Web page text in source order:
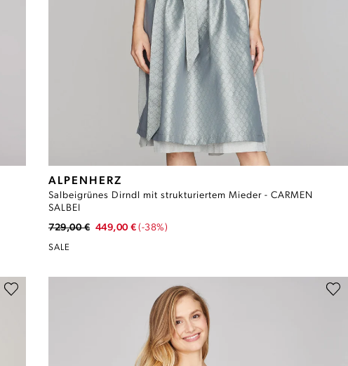
ALPENHERZ
Salbeigrünes Dirndl mit strukturiertem Mieder - CARMEN
SALBEI
729,00 € 449,00 € (-38%)
SALE